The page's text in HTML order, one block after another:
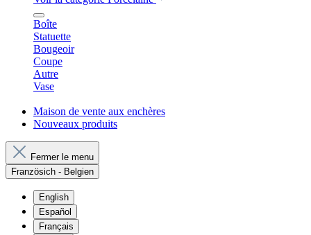
Boîte
Statuette
Bougeoir
Coupe
Autre
Vase
Maison de vente aux enchères
Nouveaux produits
Fermer le menu
Französich - Belgien
English
Español
Français